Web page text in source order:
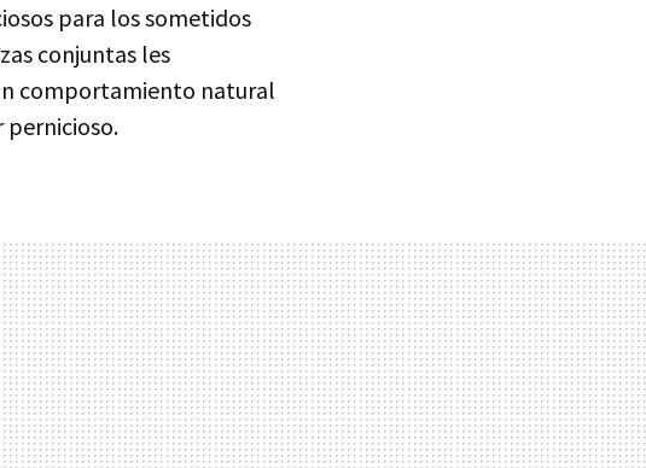
para los sometidos
conjuntas les
comportamiento natural
pernicioso.